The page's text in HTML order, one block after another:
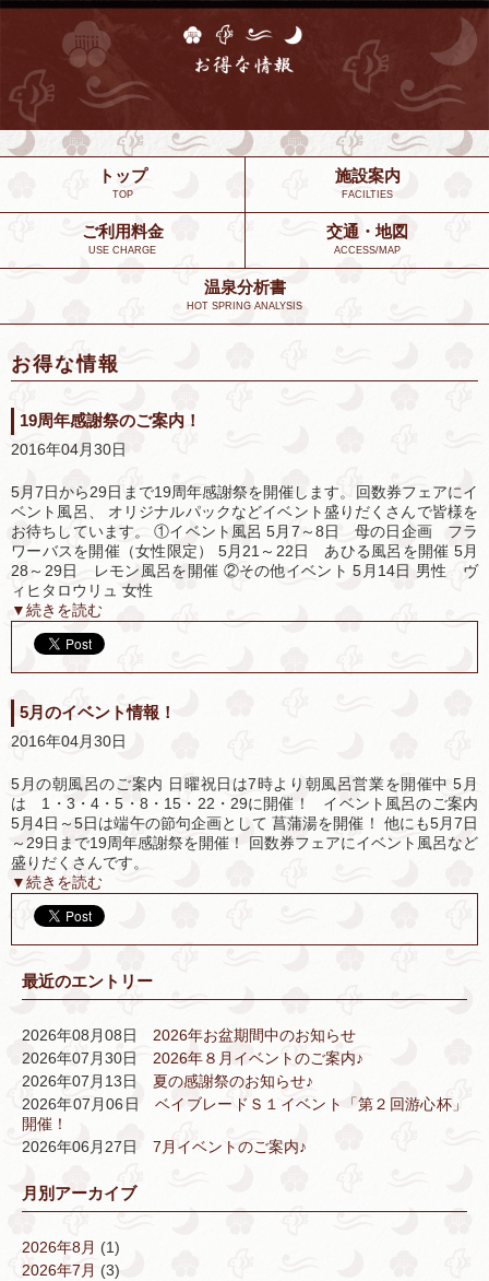
トップ
TOP
施設案内
FACILTIES
ご利用料金
USE CHARGE
交通・地図
ACCESS/MAP
温泉分析書
HOT SPRING ANALYSIS
お得な情報
19周年感謝祭のご案内！
2016年04月30日
5月7日から29日まで19周年感謝祭を開催します。回数券フェアにイ
ベント風呂、 オリジナルパックなどイベント盛りだくさんで皆様を
お待ちしています。 ①イベント風呂 5月7～8日 母の日企画 フラ
ワーバスを開催（女性限定） 5月21～22日 あひる風呂を開催 5月
28～29日 レモン風呂を開催 ②その他イベント 5月14日 男性 ヴ
ィヒタロウリュ 女性
▼続きを読む
5月のイベント情報！
2016年04月30日
5月の朝風呂のご案内 日曜祝日は7時より朝風呂営業を開催中 5月
は 1・3・4・5・8・15・22・29に開催！ イベント風呂のご案内
5月4日～5日は端午の節句企画として 菖蒲湯を開催！ 他にも5月7日
～29日まで19周年感謝祭を開催！ 回数券フェアにイベント風呂など
盛りだくさんです。
▼続きを読む
最近のエントリー
2026年08月08日 2026年お盆期間中のお知らせ
2026年07月30日 2026年８月イベントのご案内♪
2026年07月13日 夏の感謝祭のお知らせ♪
2026年07月06日ベイブレードＳ１イベント「第２回游心杯」
開催！
2026年06月27日 7月イベントのご案内♪
月別アーカイブ
2026年8月 (1)
2026年7月 (3)